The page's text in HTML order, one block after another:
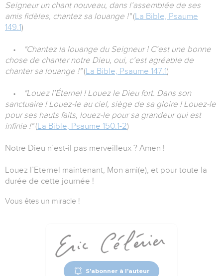
Seigneur un chant nouveau, dans l’assemblée de ses
amis fidèles, chantez sa louange !"(La Bible, Psaume
149.1)
•
"Chantez la louange du Seigneur ! C’est une bonne
chose de chanter notre Dieu, oui, c’est agréable de
chanter sa louange !"(La Bible, Psaume 147.1)
•
"Louez l’Éternel ! Louez le Dieu fort. Dans son
sanctuaire ! Louez-le au ciel, siège de sa gloire ! Louez-le
pour ses hauts faits, louez-le pour sa grandeur qui est
infinie !"(La Bible, Psaume 150.1-2)
Notre Dieu n’est-il pas merveilleux ? Amen !
Louez l’Eternel maintenant, Mon ami(e), et pour toute la
durée de cette journée !
Vous êtes un miracle !
S'abonner à l'auteur